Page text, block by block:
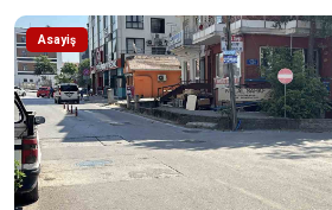
Asayiş